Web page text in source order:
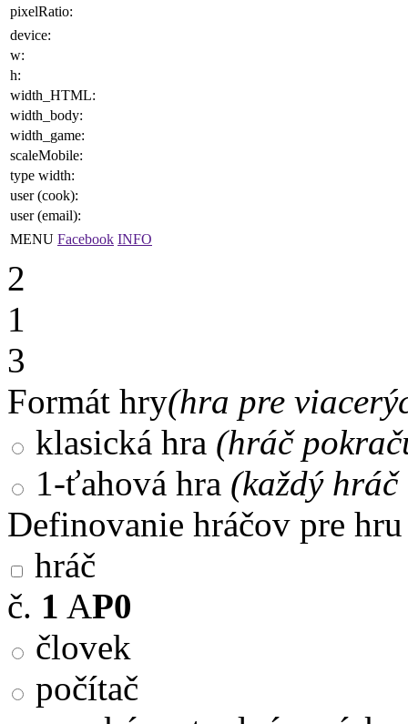
pixelRatio:
device:
w:
h:
width_HTML:
width_body:
width_game:
scaleMobile:
type width:
user (cook):
user (email):
MENU Facebook INFO
2
1
3
Formát hry(hra pre
klasická hra (hráč
1-ťahová hra (každý
Definovanie hráčov pre hru
hráč
č. 1 AP0
človek
počítač